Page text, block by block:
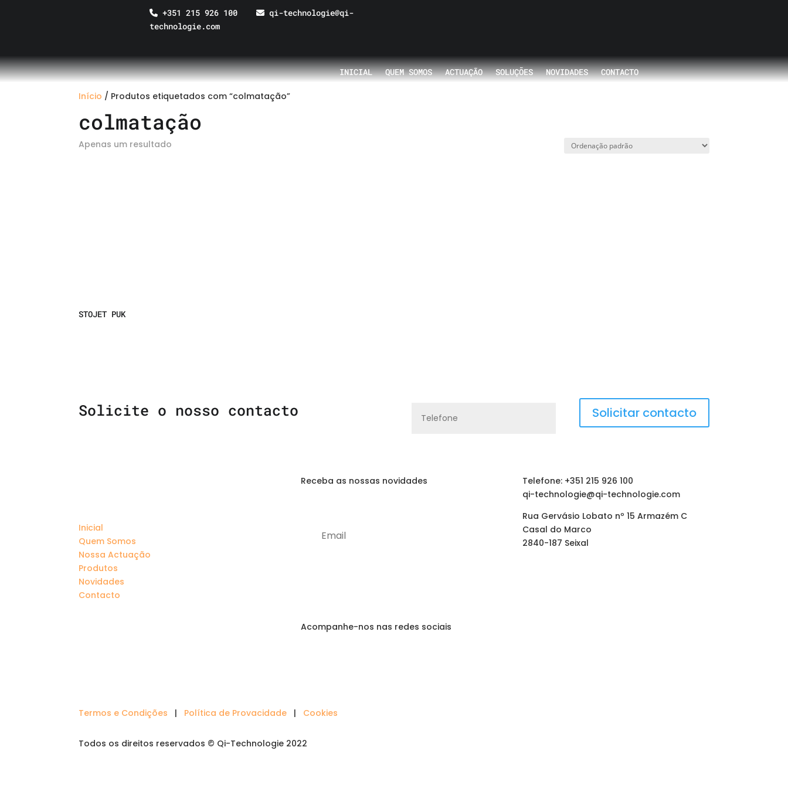
+351 215 926 100
qi-technologie@qi-
technologie.com
INICIAL QUEM SOMOS ACTUAÇÃO SOLUÇÕES NOVIDADES CONTACTO
Início / Produtos etiquetados com “colmatação”
colmatação
Apenas um resultado
STOJET PUK
Solicite o nosso contacto Solicitar contacto
Inicial
Quem Somos
Nossa Actuação
Produtos
Novidades
Contacto
Receba as nossas novidades
Acompanhe-nos nas redes sociais
Telefone: +351 215 926 100
qi-technologie@qi-technologie.com
Rua Gervásio Lobato nº 15 Armazém C
Casal do Marco
2840-187 Seixal
Termos e Condições | Política de Provacidade | Cookies
Todos os direitos reservados © Qi-Technologie 2022